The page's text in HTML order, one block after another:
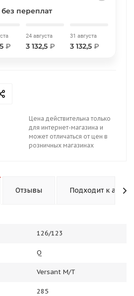
без переплат
₽
24 августа
3 132,5 ₽
31 августа
3 132,5 ₽
Цена действительна только
для интернет-магазина и
может отличаться от цен в
розничных магазинах
Отзывы Подходит к авто
126/123
Q
Versant M/T
285